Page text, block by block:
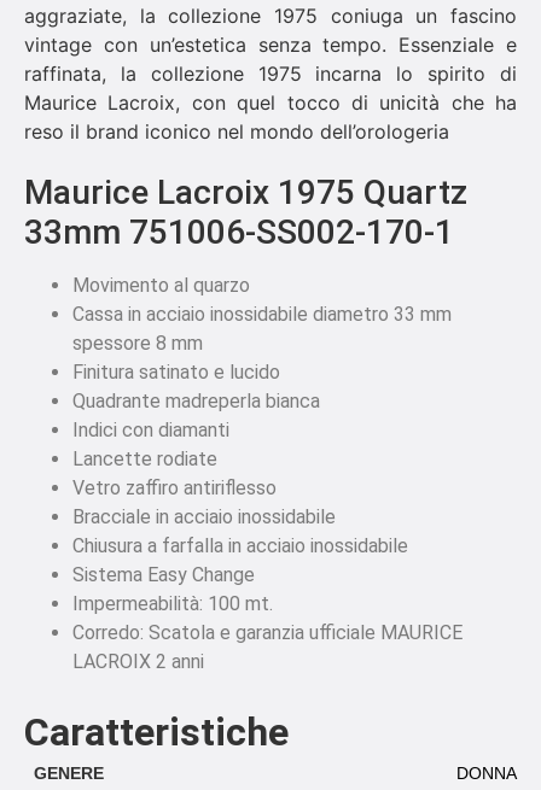
aggraziate, la collezione 1975 coniuga un fascino
vintage con un’estetica senza tempo. Essenziale e
raffinata, la collezione 1975 incarna lo spirito di
Maurice Lacroix, con quel tocco di unicità che ha
reso il brand iconico nel mondo dell’orologeria
Maurice Lacroix 1975 Quartz
33mm 751006-SS002-170-1
Movimento al quarzo
Cassa in acciaio inossidabile diametro 33 mm
spessore 8 mm
Finitura satinato e lucido
Quadrante madreperla bianca
Indici con diamanti
Lancette rodiate
Vetro zaffiro antiriflesso
Bracciale in acciaio inossidabile
Chiusura a farfalla in acciaio inossidabile
Sistema Easy Change
Impermeabilità: 100 mt.
Corredo: Scatola e garanzia ufficiale MAURICE
LACROIX 2 anni
Caratteristiche
GENERE DONNA